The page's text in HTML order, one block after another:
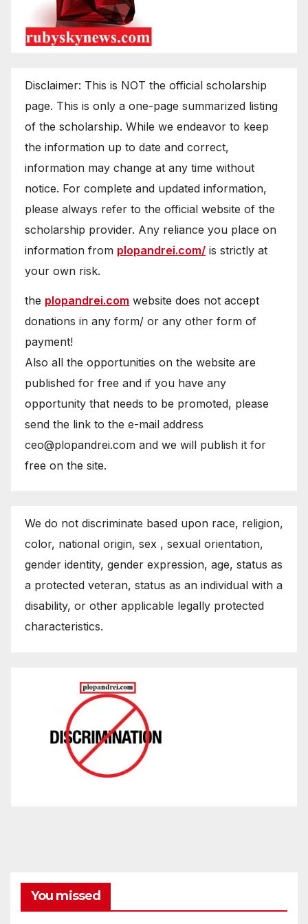
Disclaimer: This is NOT the official scholarship
page. This is only a one-page summarized listing
of the scholarship. While we endeavor to keep
the information up to date and correct,
information may change at any time without
notice. For complete and updated information,
please always refer to the official website of the
scholarship provider. Any reliance you place on
information from plopandrei.com/ is strictly at
your own risk.
the plopandrei.com website does not accept
donations in any form/ or any other form of
payment!
Also all the opportunities on the website are
published for free and if you have any
opportunity that needs to be promoted, please
send the link to the e-mail address
ceo@plopandrei.com and we will publish it for
free on the site.
We do not discriminate based upon race, religion,
color, national origin, sex , sexual orientation,
gender identity, gender expression, age, status as
a protected veteran, status as an individual with a
disability, or other applicable legally protected
characteristics.
You missed